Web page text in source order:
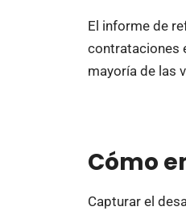
El informe de
contrataciones
mayoría de las
Cómo
Capturar el